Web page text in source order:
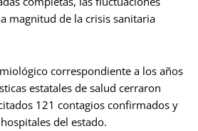
magnitud de la crisis sanitaria
correspondiente a los años
estatales de salud cerraron
121 contagios confirmados y
del estado.